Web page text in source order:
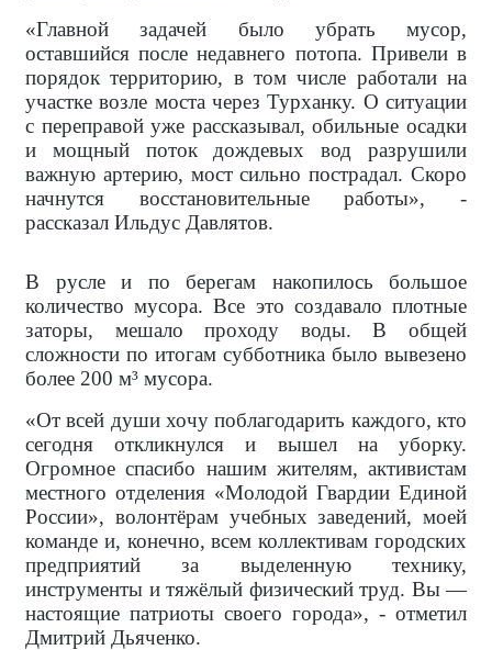
«Главной задачей было убрать мусор,
оставшийся после недавнего потопа. Привели в
порядок территорию, в том числе работали на
участке возле моста через Турханку. О ситуации
с переправой уже рассказывал, обильные осадки
и мощный поток дождевых вод разрушили
важную артерию, мост сильно пострадал. Скоро
начнутся восстановительные работы», -
рассказал Ильдус Давлятов.
В русле и по берегам накопилось большое
количество мусора. Все это создавало плотные
заторы, мешало проходу воды. В общей
сложности по итогам субботника было вывезено
более 200 м³ мусора.
«От всей души хочу поблагодарить каждого, кто
сегодня откликнулся и вышел на уборку.
Огромное спасибо нашим жителям, активистам
местного отделения «Молодой Гвардии Единой
России», волонтёрам учебных заведений, моей
команде и, конечно, всем коллективам городских
предприятий за выделенную технику,
инструменты и тяжёлый физический труд. Вы —
настоящие патриоты своего города», - отметил
Дмитрий Дьяченко.